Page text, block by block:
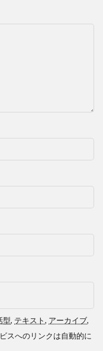
型, テキスト, アーカイブ,
スへのリンクは自動的に